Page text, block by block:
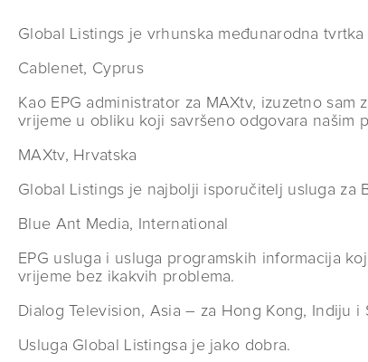
Global Listings je vrhunska međunarodna
Cablenet, Cyprus
Kao EPG administrator za MAXtv, izuzetno
vrijeme u obliku koji savršeno odgovara našim
MAXtv, Hrvatska
Global Listings je najbolji isporučitelj usluga za
Blue Ant Media, International
EPG usluga i usluga programskih informacija
vrijeme bez ikakvih problema.
Dialog Television, Asia – za Hong Kong, Indiju i
Usluga Global Listingsa je jako dobra.